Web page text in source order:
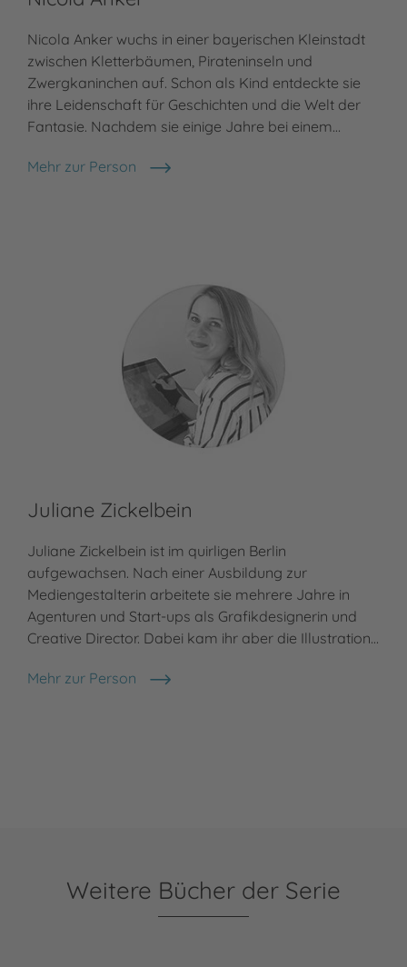
Nicola Anker wuchs in einer bayerischen Kleinstadt
zwischen Kletterbäumen, Pirateninseln und
Zwergkaninchen auf. Schon als Kind entdeckte sie
ihre Leidenschaft für Geschichten und die Welt der
Fantasie. Nachdem sie einige Jahre bei einem…
Mehr zur Person
Nicola Anker
Juliane Zickelbein
Juliane Zickelbein ist im quirligen Berlin
aufgewachsen. Nach einer Ausbildung zur
Mediengestalterin arbeitete sie mehrere Jahre in
Agenturen und Start-ups als Grafikdesignerin und
Creative Director. Dabei kam ihr aber die Illustration…
Mehr zur Person
Juliane Zickelbein
Weitere Bücher der Serie